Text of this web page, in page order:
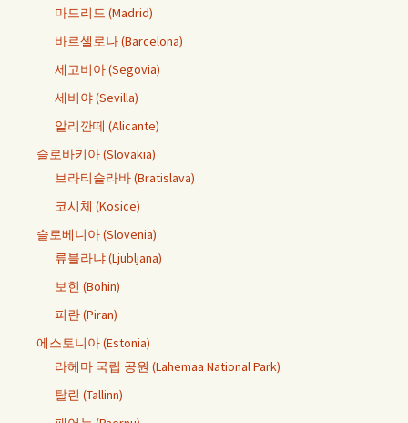
마드리드 (Madrid)
바르셀로나 (Barcelona)
세고비아 (Segovia)
세비야 (Sevilla)
알리깐떼 (Alicante)
슬로바키아 (Slovakia)
브라티슬라바 (Bratislava)
코시체 (Kosice)
슬로베니아 (Slovenia)
류블라냐 (Ljubljana)
보힌 (Bohin)
피란 (Piran)
에스토니아 (Estonia)
라헤마 국립 공원 (Lahemaa National Park)
탈린 (Tallinn)